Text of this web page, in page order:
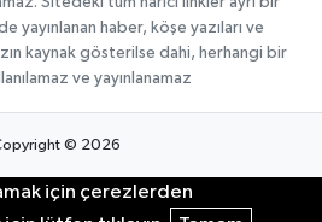
yayınlanan haber, köşe yazıları ve
kaynak gösterilse dahi, herhangi bir
ve yayınlanamaz
© 2026
için çerezlerden